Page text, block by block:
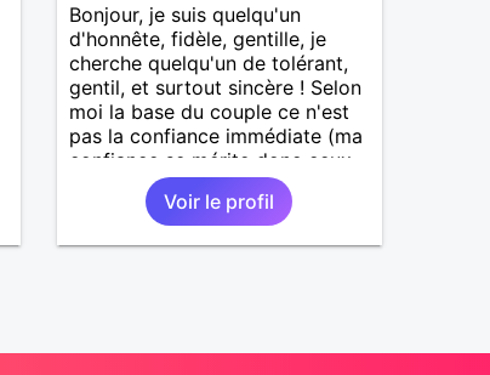
Bonjour, je suis quelqu'un
d'honnête, fidèle, gentille, je
cherche quelqu'un de tolérant,
gentil, et surtout sincère ! Selon
moi la base du couple ce n'est
pas la confiance immédiate (ma
confiance se mérite donc ceux
qui disent "fais moi confiance,
fais moi confiance" avec moi ça
ne marche pas) ! La base d'un
Voir le profil